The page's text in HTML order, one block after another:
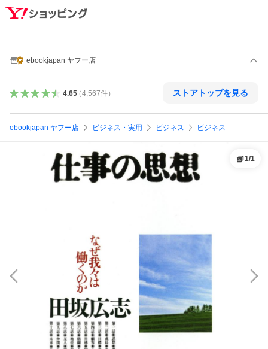
ebookjapan ヤフー店
4.65（4,567件） ストアトップを見る
ebookjapan ヤフー店 ビジネス・実用 ビジネス ビジネス
1/1